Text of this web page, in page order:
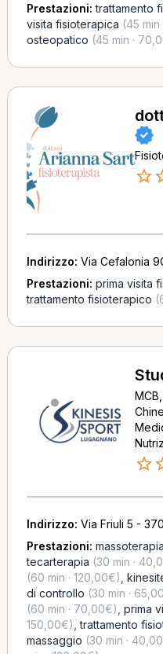
Prestazioni:trattamento
visita fisioterapica (45
osteopatico (45 min ·
Indirizzo: Via Cefalonia
Prestazioni: prima visita
trattamento fisioterapico
Indirizzo: Via Friuli 5 -
Prestazioni: massoterapia
tecarterapia (30 min ·
(60 min · 120,00€)
di controllo (30 min ·
(60 min · 70,00€) prima
150,00€) ,trattamento
massaggio (30 min ·